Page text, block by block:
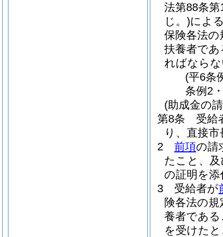
法第88条
じ。)によ
保険各法
扶養者で
ればなら
(平6条
条例2
(助成金の
第8条
受給
り、直接
2
前項の請
たこと、
の証明を
3
受給者が
険各法の
養者であ
を受けた